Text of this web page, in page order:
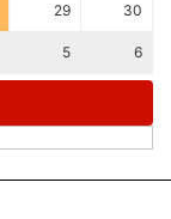
29 30
5 6